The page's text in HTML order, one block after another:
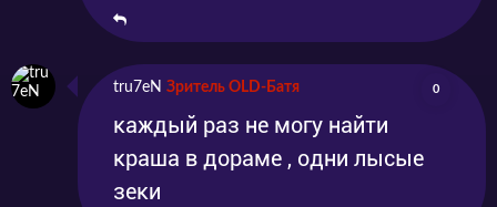
tru7eN Зритель OLD-Батя 0
каждый раз не могу найти
краша в дораме , одни лысые
зеки